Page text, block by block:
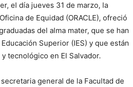
el día jueves 31 de marzo, la
de Equidad (ORACLE), ofreció
del alma mater, que se han
Superior (IES) y que están
tecnológico en El Salvador.
general de la Facultad de